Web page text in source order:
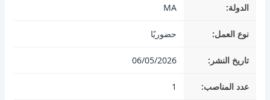
الدولة: MA
نوع العمل: حضوريًا
تاريخ النشر: 06/05/2026
عدد المناصب: 1